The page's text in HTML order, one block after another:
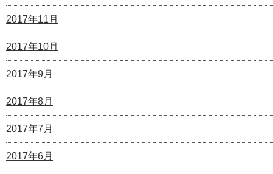
2017年11月
2017年10月
2017年9月
2017年8月
2017年7月
2017年6月